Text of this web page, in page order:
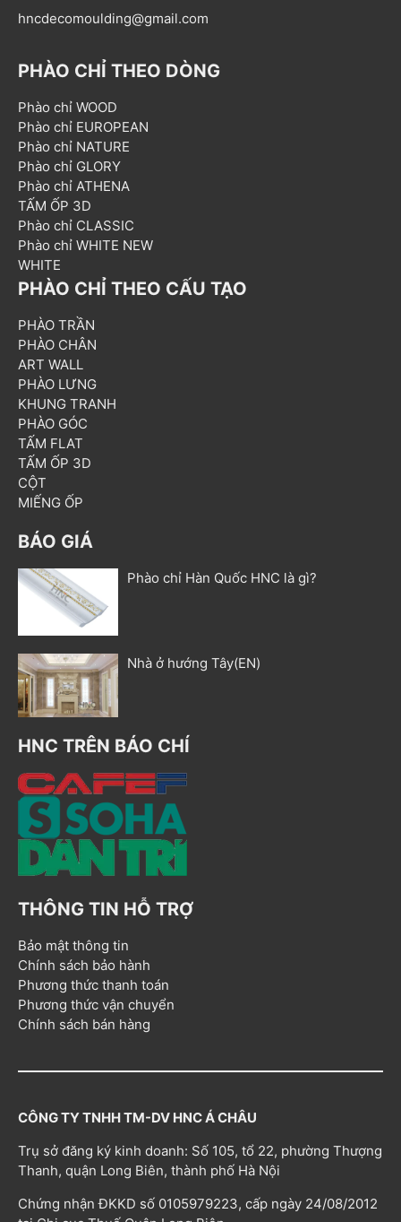
hncdecomoulding@gmail.com
PHÀO CHỈ THEO DÒNG
Phào chỉ WOOD
Phào chỉ EUROPEAN
Phào chỉ NATURE
Phào chỉ GLORY
Phào chỉ ATHENA
TẤM ỐP 3D
Phào chỉ CLASSIC
Phào chỉ WHITE NEW
WHITE
PHÀO CHỈ THEO CẤU TẠO
PHÀO TRẦN
PHÀO CHÂN
ART WALL
PHÀO LƯNG
KHUNG TRANH
PHÀO GÓC
TẤM FLAT
TẤM ỐP 3D
CỘT
MIẾNG ỐP
BÁO GIÁ
Phào chỉ Hàn Quốc HNC là gì?
Nhà ở hướng Tây(EN)
HNC TRÊN BÁO CHÍ
THÔNG TIN HỖ TRỢ
Bảo mật thông tin
Chính sách bảo hành
Phương thức thanh toán
Phương thức vận chuyển
Chính sách bán hàng
CÔNG TY TNHH TM-DV HNC Á CHÂU
Trụ sở đăng ký kinh doanh: Số 105, tổ 22, phường Thượng
Thanh, quận Long Biên, thành phố Hà Nội
Chứng nhận ĐKKD số 0105979223, cấp ngày 24/08/2012